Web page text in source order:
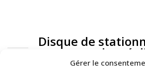
Gérer le
Disque de
: exemples